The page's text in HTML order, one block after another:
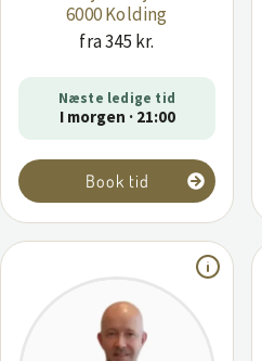
6000 Kolding
fra 345 kr.
Næste ledige tid
I morgen · 21:00
Book tid